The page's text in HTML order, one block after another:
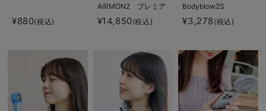
¥880(税込)
AIRMON2 プレミア
ム
¥14,850(税込)
Bodyblow2S
¥3,278(税込)